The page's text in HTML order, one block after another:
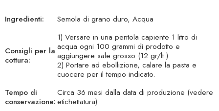
Ingredienti: Semola di grano duro, Acqua
Consigli per la
cottura:
1) Versare in una pentola capiente 1 litro di
acqua ogni 100 grammi di prodotto e
aggiungere sale grosso (12 gr/lt.)
2) Portare ad ebollizione, calare la pasta e
cuocere per il tempo indicato.
Tempo di
conservazione:
Circa 36 mesi dalla data di produzione (vedere
etichettatura)